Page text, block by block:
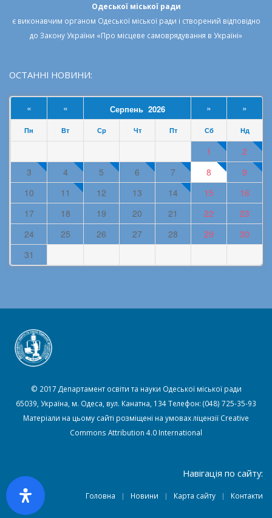
Одеської міської ради
є виконавчим органом Одеської міської ради і створений відповідно
до Закону України «Про місцеве самоврядування в Україні»
ОСТАННІ НОВИНИ:
« « Серпень 2026 » »
Пн Вт Ср Чт Пт Сб Нд
1
2
3
4 5 6 7 8
9
10
11 12 13 14 15
16
17
18 19 20 21 22
23
24
25 26 27 28 29
30
31
© 2017 Департамент освіти та науки Одеської міської ради
65039, Україна, м. Одеса, вул. Канатна, 134 Телефон: (048) 725-35-93
Матеріали на цьому сайті розміщені на умовах ліцензії Creative
Commons Attribution 4.0 International
Навігація по сайту:
Головна Новини Карта сайту Контакти